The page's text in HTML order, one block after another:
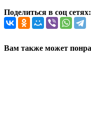
Поделиться в соц сетях:
Вам также может